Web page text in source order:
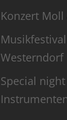
Konzert
Westerndorf
Special night